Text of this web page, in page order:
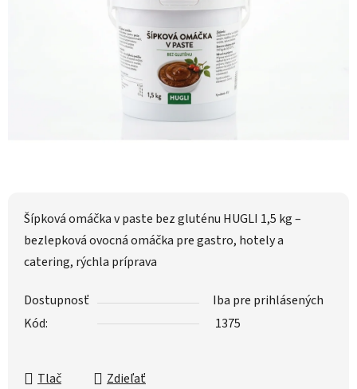
Šípková omáčka v paste bez gluténu HUGLI 1,5 kg –
bezlepková ovocná omáčka pre gastro, hotely a
catering, rýchla príprava
Dostupnosť
Iba pre prihlásených
Kód:
1375
Tlač Zdieľať